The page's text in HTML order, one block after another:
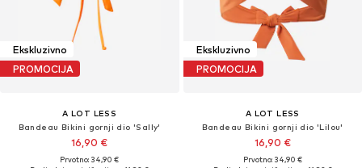
Ekskluzivno
PROMOCIJA
A LOT LESS
Bandeau Bikini gornji dio 'Sally'
16,90 €
Prvotno: 34,90 €
Ekskluzivno
PROMOCIJA
A LOT LESS
Bandeau Bikini gornji dio 'Lilou'
16,90 €
Prvotno: 34,90 €